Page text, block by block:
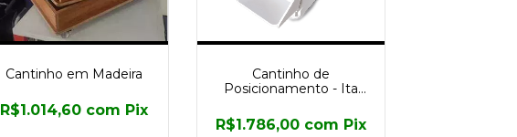
Cantinho em Madeira
R$1.014,60 com Pix
Cantinho de
Posicionamento - Ita
R$1.786,00 com Pix